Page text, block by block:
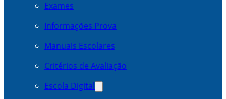
Exames
Informações Prova
Manuais Escolares
Critérios de Avaliação
Escola Digital